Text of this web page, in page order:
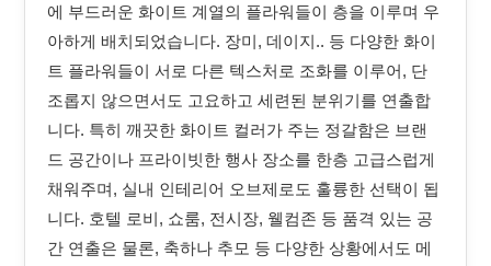
에 부드러운 화이트 계열의 플라워들이 층을 이루며 우
아하게 배치되었습니다. 장미, 데이지.. 등 다양한 화이
트 플라워들이 서로 다른 텍스처로 조화를 이루어, 단
조롭지 않으면서도 고요하고 세련된 분위기를 연출합
니다. 특히 깨끗한 화이트 컬러가 주는 정갈함은 브랜
드 공간이나 프라이빗한 행사 장소를 한층 고급스럽게
채워주며, 실내 인테리어 오브제로도 훌륭한 선택이 됩
니다. 호텔 로비, 쇼룸, 전시장, 웰컴존 등 품격 있는 공
간 연출은 물론, 축하나 추모 등 다양한 상황에서도 메